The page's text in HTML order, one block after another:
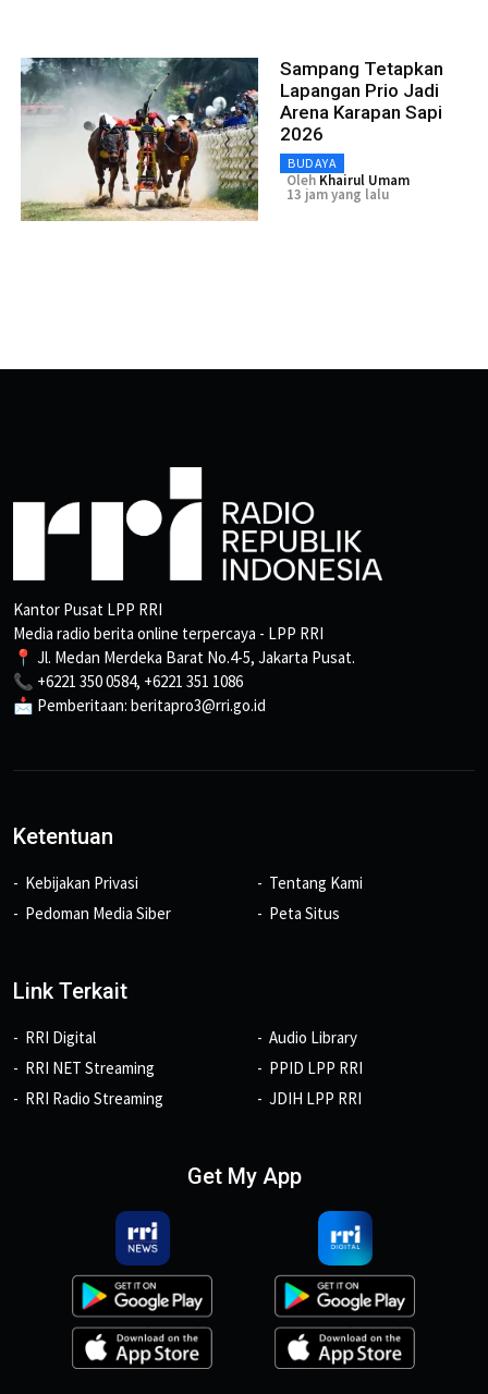
Sampang Tetapkan
Lapangan Prio Jadi
Arena Karapan Sapi
2026
BUDAYA
Oleh Khairul Umam
13 jam yang lalu
Kantor Pusat LPP RRI
Media radio berita online terpercaya - LPP RRI
📍 Jl. Medan Merdeka Barat No.4-5, Jakarta Pusat.
📞 +6221 350 0584, +6221 351 1086
📩 Pemberitaan: beritapro3@rri.go.id
Ketentuan
Kebijakan Privasi
Pedoman Media Siber
Tentang Kami
Peta Situs
Link Terkait
RRI Digital
RRI NET Streaming
RRI Radio Streaming
Audio Library
PPID LPP RRI
JDIH LPP RRI
Get My App